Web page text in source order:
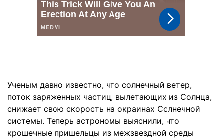
Ученым давно известно, что солнечный ветер,
поток заряженных частиц, вылетающих из Солнца,
снижает свою скорость на окраинах Солнечной
системы. Теперь астрономы выяснили, что
крошечные пришельцы из межзвездной среды